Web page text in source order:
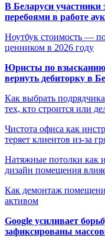
В Беларуси участники
перебоями в работе
Ноутбук стоимость —
ценником в 2026 году
Юристы по взысканию
вернуть дебиторку в
Как выбрать
тех, кто строится или
Чистота офиса как
теряет клиентов из-за
Натяжные потолки как
дизайн помещения
Как демонтаж
активом
Google усиливает
зафиксированы